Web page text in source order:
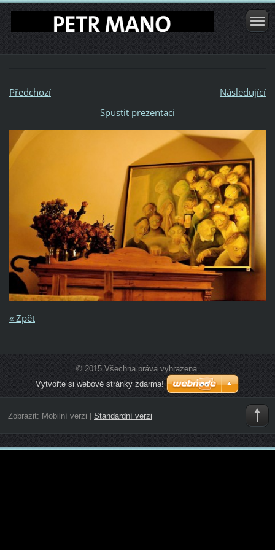
Předchozí
Následující
Spustit prezentaci
« Zpět
© 2015 Všechna práva vyhrazena.
Vytvořte si webové stránky zdarma!
Zobrazit: Mobilní verzi Standardní verzi